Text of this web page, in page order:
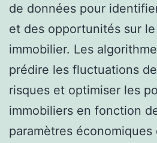
de données pour
et des opportunités sur
immobilier. Les
prédire les fluctuations
risques et optimiser les
immobiliers en fonction
paramètres économiques